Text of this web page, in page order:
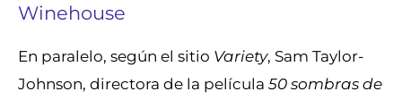
Winehouse
En paralelo, según el sitio Variety, Sam Taylor-
Johnson, directora de la película 50 sombras de